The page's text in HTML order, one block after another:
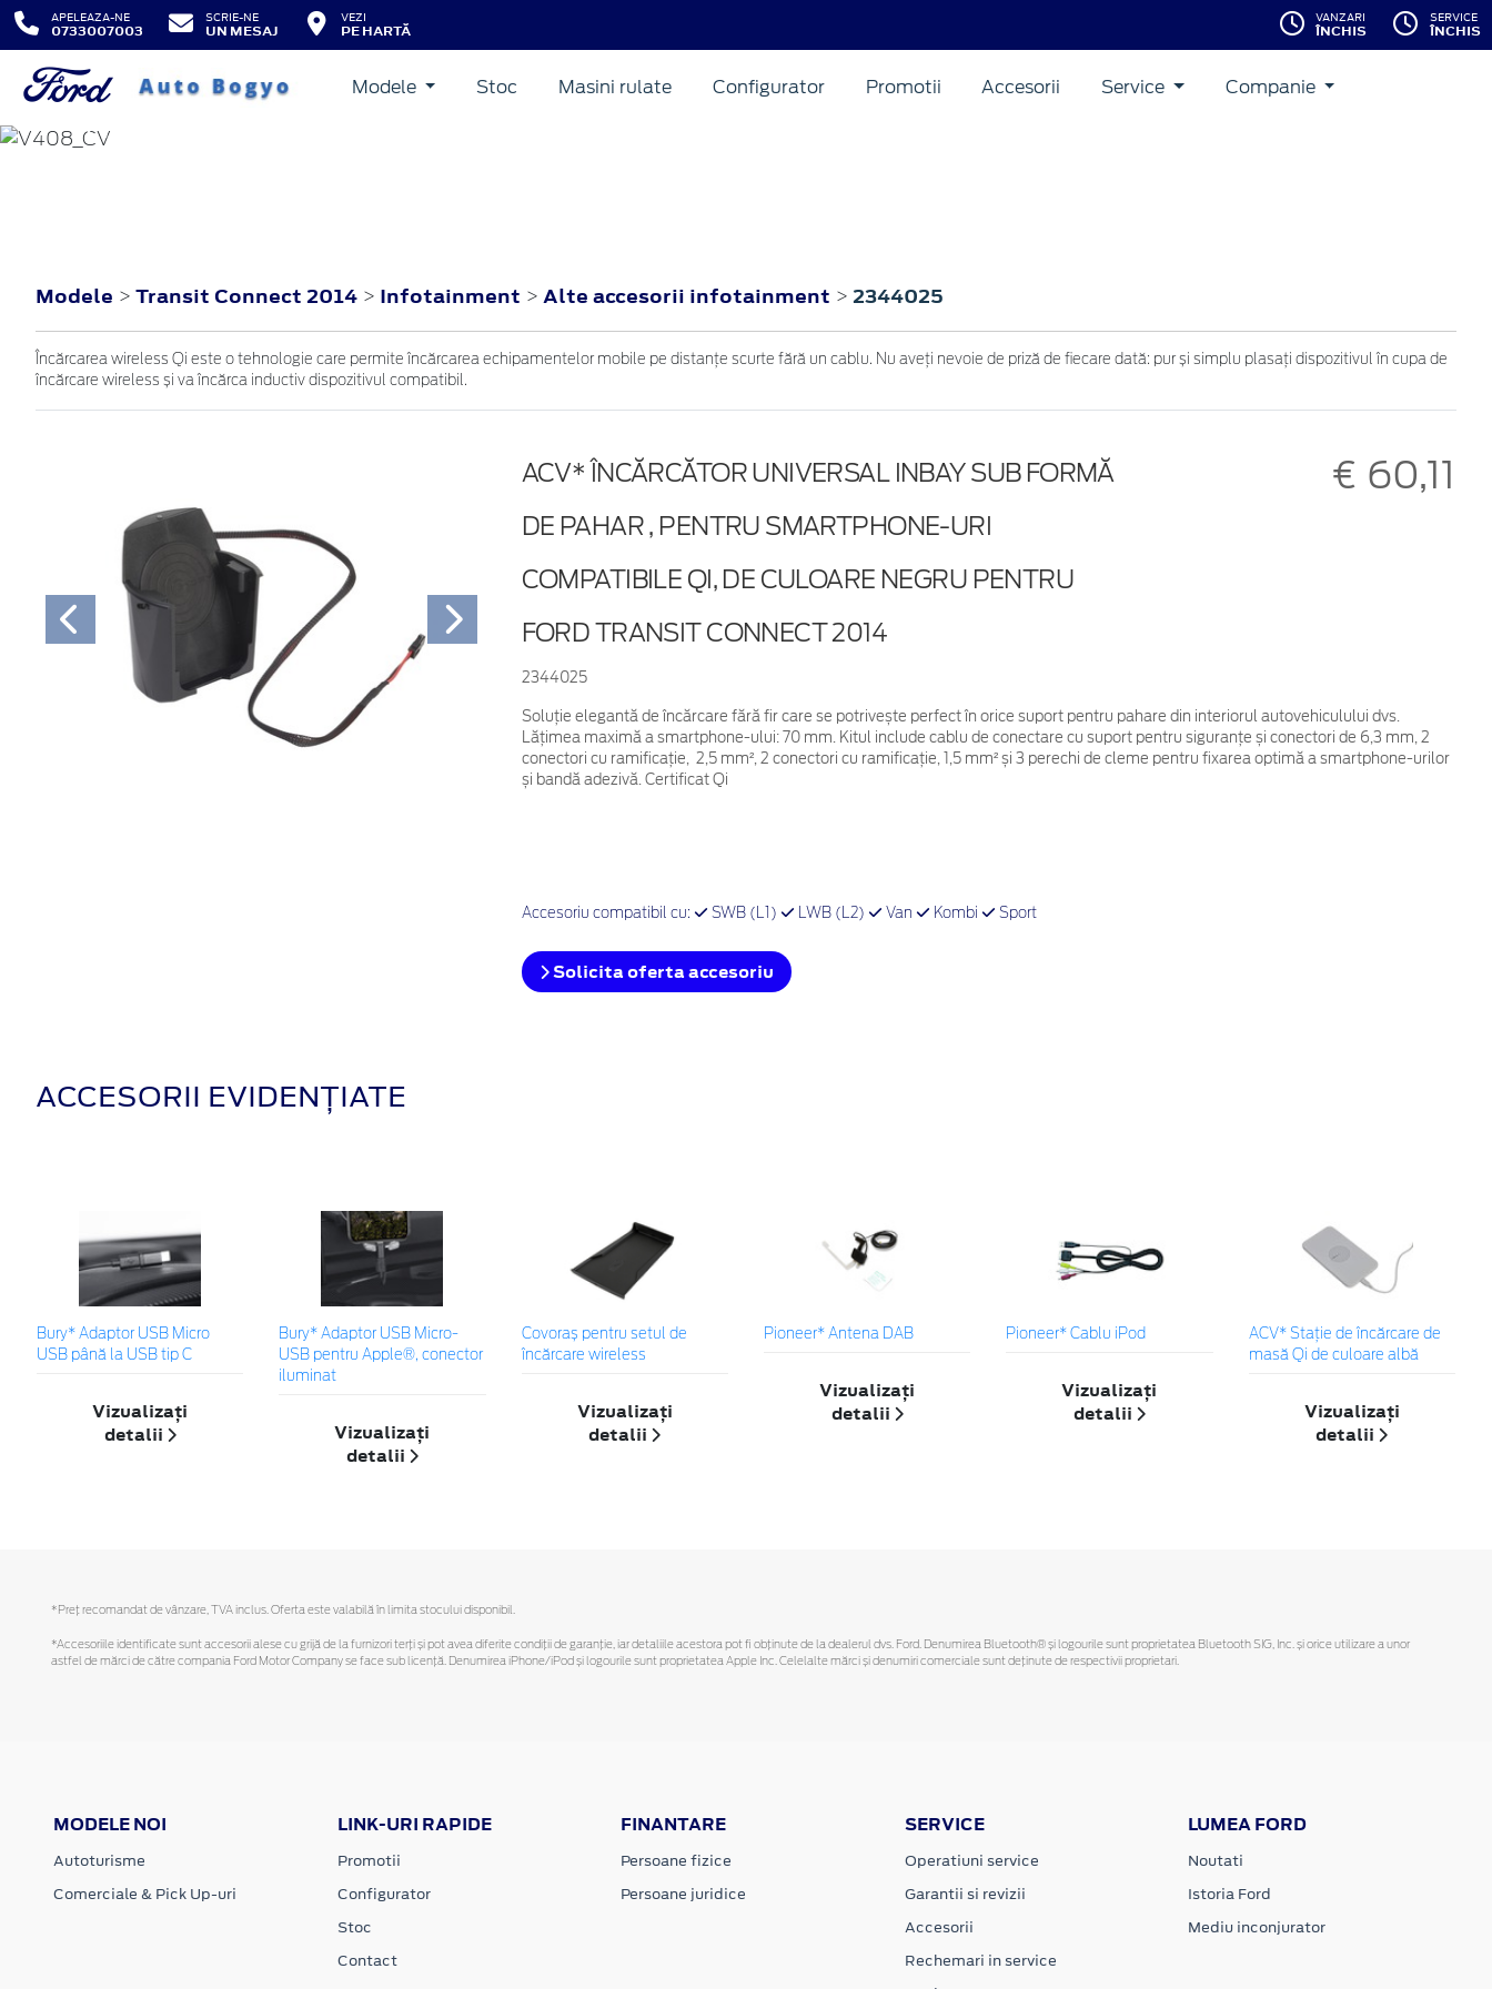
APELEAZA-NE
0733007003
SCRIE-NE
UN MESAJ
VEZI
PE HARTĂ
VANZARI
ÎNCHIS
SERVICE
ÎNCHIS
Modele Stoc Masini rulate Configurator Promotii Accesorii Service Companie
TRANSIT CONNECT
Modele > Transit Connect 2014 > Infotainment > Alte accesorii infotainment > 2344025
Încărcarea wireless Qi este o tehnologie care permite încărcarea echipamentelor mobile pe distanțe scurte fără un cablu. Nu aveți nevoie de priză de fiecare dată: pur și simplu plasați dispozitivul în cupa de
încărcare wireless și va încărca inductiv dispozitivul compatibil.
ACV* ÎNCĂRCĂTOR UNIVERSAL INBAY SUB FORMĂ
DE PAHAR , PENTRU SMARTPHONE-URI
COMPATIBILE QI, DE CULOARE NEGRU PENTRU
FORD TRANSIT CONNECT 2014
2344025
€ 60,11
Soluție elegantă de încărcare fără fir care se potrivește perfect în orice suport pentru pahare din interiorul autovehiculului dvs.
Lățimea maximă a smartphone-ului: 70 mm. Kitul include cablu de conectare cu suport pentru siguranțe și conectori de 6,3 mm, 2
conectori cu ramificație, 2,5 mm², 2 conectori cu ramificație, 1,5 mm² și 3 perechi de cleme pentru fixarea optimă a smartphone-urilor
și bandă adezivă. Certificat Qi
Accesoriu compatibil cu: SWB (L1) LWB (L2) Van Kombi Sport
Solicita oferta accesoriu
ACCESORII EVIDENȚIATE
Bury* Adaptor USB Micro
USB până la USB tip C
Vizualizați
detalii
Bury* Adaptor USB Micro-
USB pentru Apple®, conector
iluminat
Vizualizați
detalii
Covoraș pentru setul de
încărcare wireless
Vizualizați
detalii
Pioneer* Antena DAB
Vizualizați
detalii
Pioneer* Cablu iPod
Vizualizați
detalii
ACV* Stație de încărcare de
masă Qi de culoare albă
Vizualizați
detalii
*Preţ recomandat de vânzare, TVA inclus. Oferta este valabilă în limita stocului disponibil.
*Accesoriile identificate sunt accesorii alese cu grijă de la furnizori terți și pot avea diferite condiții de garanție, iar detaliile acestora pot fi obținute de la dealerul dvs. Ford. Denumirea Bluetooth® și logourile sunt proprietatea Bluetooth SIG, Inc. și orice utilizare a unor
astfel de mărci de către compania Ford Motor Company se face sub licență. Denumirea iPhone/iPod și logourile sunt proprietatea Apple Inc. Celelalte mărci și denumiri comerciale sunt deținute de respectivii proprietari.
MODELE NOI
Autoturisme
Comerciale & Pick Up-uri
LINK-URI RAPIDE
Promotii
Configurator
Stoc
Contact
FINANTARE
Persoane fizice
Persoane juridice
SERVICE
Operatiuni service
Garantii si revizii
Accesorii
Rechemari in service
LUMEA FORD
Noutati
Istoria Ford
Mediu inconjurator